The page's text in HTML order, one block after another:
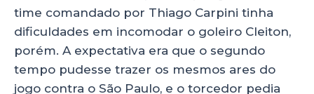
time comandado por Thiago Carpini tinha
dificuldades em incomodar o goleiro Cleiton,
porém. A expectativa era que o segundo
tempo pudesse trazer os mesmos ares do
jogo contra o São Paulo, e o torcedor pedia